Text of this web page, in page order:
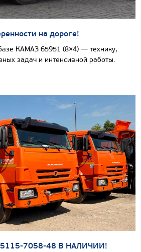
6580
класс
на дороге!
КАМАЗ 65951 (8×4) — технику,
задач и интенсивной работы.
7058-48 В НАЛИЧИИ!